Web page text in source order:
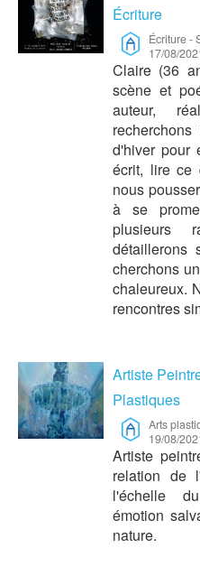
Écriture
Écriture-
17/08/
Claire (36
scène et
auteur,
d'hiver pour
écrit, lire ce
nous
à se
plusieurs
détaillerons
cherchons
chaleureux.
rencontres
Artiste
Plastiques
Arts
19/08/
Artiste
relation de
l'échelle
émotion
nature.